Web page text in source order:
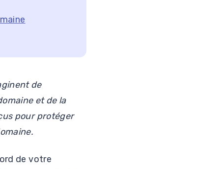
de
et de la
pour protéger
de votre